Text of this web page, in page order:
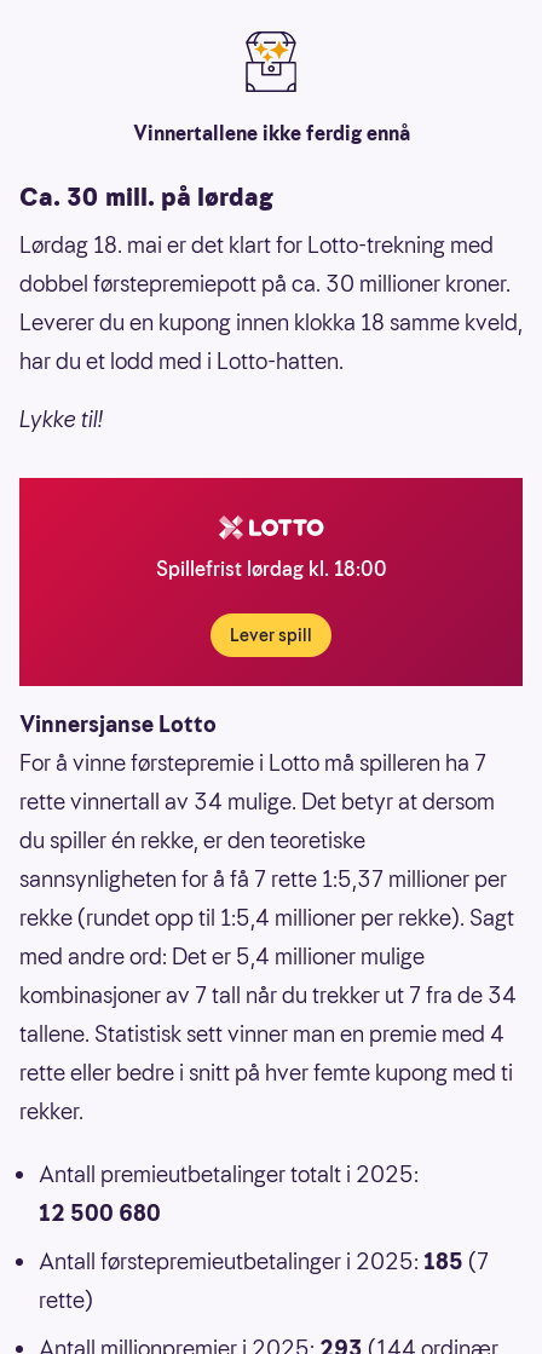
Vinnertallene ikke ferdig ennå
Ca. 30 mill. på lørdag
Lørdag 18. mai er det klart for Lotto-trekning med
dobbel førstepremiepott på ca. 30 millioner kroner.
Leverer du en kupong innen klokka 18 samme kveld,
har du et lodd med i Lotto-hatten.
Lykke til!
Spillefrist lørdag kl. 18:00
Lever spill
Vinnersjanse Lotto
For å vinne førstepremie i Lotto må spilleren ha 7
rette vinnertall av 34 mulige. Det betyr at dersom
du spiller én rekke, er den teoretiske
sannsynligheten for å få 7 rette 1:5,37 millioner per
rekke (rundet opp til 1:5,4 millioner per rekke). Sagt
med andre ord: Det er 5,4 millioner mulige
kombinasjoner av 7 tall når du trekker ut 7 fra de 34
tallene. Statistisk sett vinner man en premie med 4
rette eller bedre i snitt på hver femte kupong med ti
rekker.
Antall premieutbetalinger totalt i 2025:
12 500 680
Antall førstepremieutbetalinger i 2025: 185 (7
rette)